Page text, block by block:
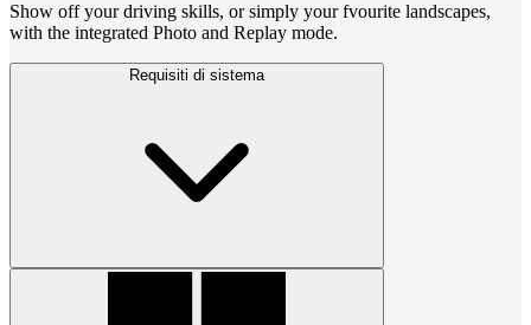
Show off your driving skills, or simply your fvourite landscapes,
with the integrated Photo and Replay mode.
Requisiti di sistema